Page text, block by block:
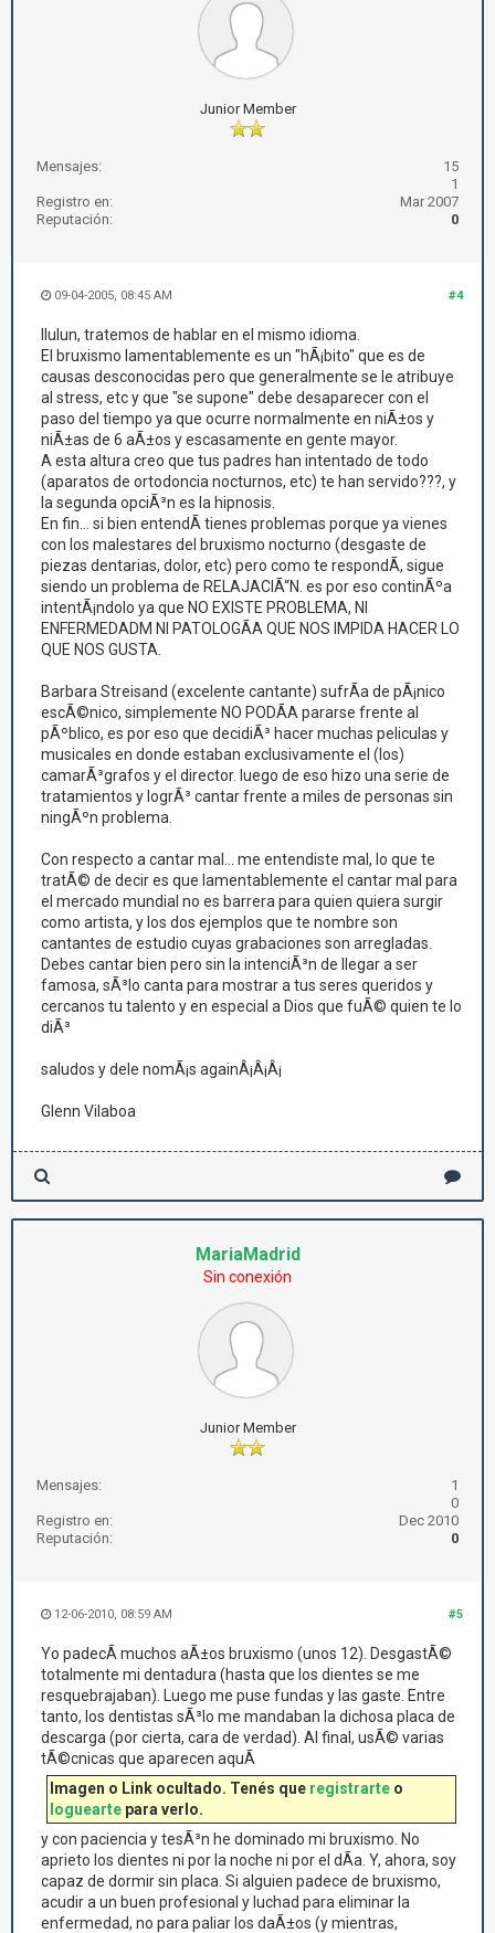
Junior Member
Mensajes:
15
1
Registro en:
Mar 2007
Reputación:
0
#4
09-04-2005, 08:45 AM
llulun, tratemos de hablar en el mismo idioma.
El bruxismo lamentablemente es un "hÃ¡bito" que es de
causas desconocidas pero que generalmente se le atribuye
al stress, etc y que "se supone" debe desaparecer con el
paso del tiempo ya que ocurre normalmente en niÃ±os y
niÃ±as de 6 aÃ±os y escasamente en gente mayor.
A esta altura creo que tus padres han intentado de todo
(aparatos de ortodoncia nocturnos, etc) te han servido???, y
la segunda opciÃ³n es la hipnosis.
En fin... si bien entendÃ­ tienes problemas porque ya vienes
con los malestares del bruxismo nocturno (desgaste de
piezas dentarias, dolor, etc) pero como te respondÃ­, sigue
siendo un problema de RELAJACIÃ“N. es por eso continÃºa
intentÃ¡ndolo ya que NO EXISTE PROBLEMA, NI
ENFERMEDADM NI PATOLOGÃA QUE NOS IMPIDA HACER LO
QUE NOS GUSTA.
Barbara Streisand (excelente cantante) sufrÃ­a de pÃ¡nico
escÃ©nico, simplemente NO PODÃA pararse frente al
pÃºblico, es por eso que decidiÃ³ hacer muchas peliculas y
musicales en donde estaban exclusivamente el (los)
camarÃ³grafos y el director. luego de eso hizo una serie de
tratamientos y logrÃ³ cantar frente a miles de personas sin
ningÃºn problema.
Con respecto a cantar mal... me entendiste mal, lo que te
tratÃ© de decir es que lamentablemente el cantar mal para
el mercado mundial no es barrera para quien quiera surgir
como artista, y los dos ejemplos que te nombre son
cantantes de estudio cuyas grabaciones son arregladas.
Debes cantar bien pero sin la intenciÃ³n de llegar a ser
famosa, sÃ³lo canta para mostrar a tus seres queridos y
cercanos tu talento y en especial a Dios que fuÃ© quien te lo
diÃ³
saludos y dele nomÃ¡s againÂ¡Â¡Â¡
Glenn Vilaboa
MariaMadrid
Sin conexión
Junior Member
Mensajes:
1
0
Registro en:
Dec 2010
Reputación:
0
#5
12-06-2010, 08:59 AM
Yo padecÃ­ muchos aÃ±os bruxismo (unos 12). DesgastÃ©
totalmente mi dentadura (hasta que los dientes se me
resquebrajaban). Luego me puse fundas y las gaste. Entre
tanto, los dentistas sÃ³lo me mandaban la dichosa placa de
descarga (por cierta, cara de verdad). Al final, usÃ© varias
tÃ©cnicas que aparecen aquÃ­
Imagen o Link ocultado. Tenés que registrarte o
loguearte para verlo.
y con paciencia y tesÃ³n he dominado mi bruxismo. No
aprieto los dientes ni por la noche ni por el dÃ­a. Y, ahora, soy
capaz de dormir sin placa. Si alguien padece de bruxismo,
acudir a un buen profesional y luchad para eliminar la
enfermedad, no para paliar los daÃ±os (y mientras,